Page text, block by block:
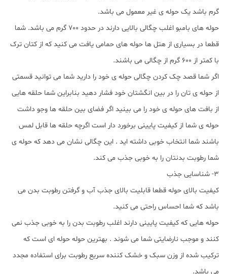
گرم باشد یک حوله ی غیر معمول می باشد.
حوله های بامبو اغلب چگالی بالایی دارند در حدود 700 گرم می باشد. شما
قطعا در بسیاری از هتل ها حوله های حمامی یافت می کنید که از کتان ترک
با کمتر از 600 گرم از چگالی می باشند.
اگر شما قصد چک کردن چگالی حوله ی خود را دارید شما می توانید قسمتی
از حوله ی تان را در بین انگشتان خود فشار دهید بنابراین شما حلقه هایی
از بافت های حوله ی خود را می بینید اگر فضای بین حلقه ها وجو داشت
حوله ی شما از کیفیت پایینی برخورد دار است اگرچه حلقه ها قابل لمس
باشند شما انتخاب خوبی داشته اید . این چگالی نشان می دهد که حوله ی
شما رطوبت بدنتان را به خوبی جذب می کند.
3- شناسایی جذب
کیفیت بالای حوله قطعا قابلیت بالای جذب آب و گرفتن رطوبت بدن می
باشد که شما احساس راحتی می کنید.
حوله هایی که کیفیت پایینی دارند اغلب رطوبت بدن را به خوبی جذب نمی
کنند و موجب نارضایتی شما می شوند . بهترین حوله حوله ای است که
ترکیب شده از وزن سبک و خشک کننده سریع رطوبت برای استفاده مجدد
می باشد.